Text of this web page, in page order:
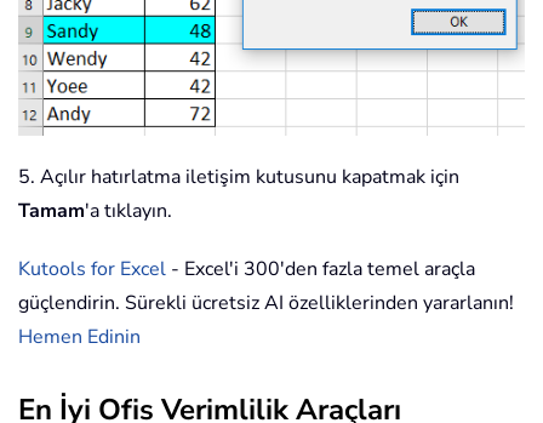
5. Açılır hatırlatma iletişim kutusunu kapatmak için
Tamam'a tıklayın.
Kutools for Excel - Excel'i 300'den fazla temel araçla
güçlendirin. Sürekli ücretsiz AI özelliklerinden yararlanın!
Hemen Edinin
En İyi Ofis Verimlilik Araçları